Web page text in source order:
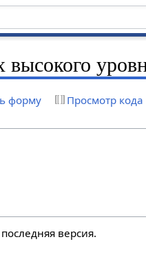
форму Просмотр кода
версия.